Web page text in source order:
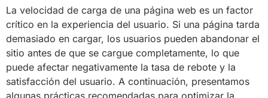
La velocidad de carga de una página web es un factor
crítico en la experiencia del usuario. Si una página tarda
demasiado en cargar, los usuarios pueden abandonar el
sitio antes de que se cargue completamente, lo que
puede afectar negativamente la tasa de rebote y la
satisfacción del usuario. A continuación, presentamos